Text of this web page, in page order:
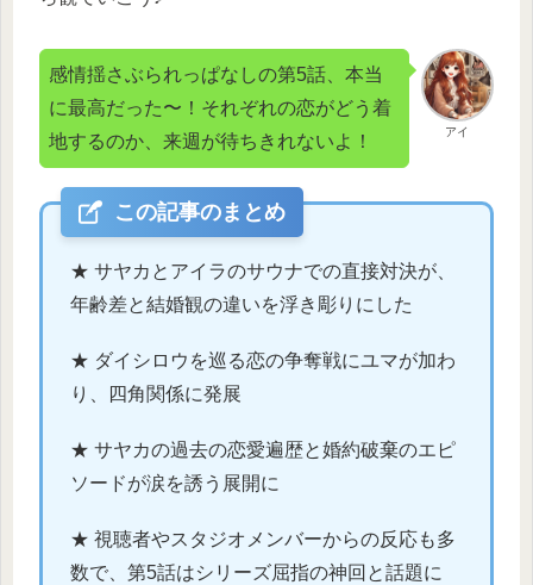
アイ
感情揺さぶられっぱなしの第5話、本当
に最高だった〜！それぞれの恋がどう着
地するのか、来週が待ちきれないよ！
この記事のまとめ
★ サヤカとアイラのサウナでの直接対決が、
年齢差と結婚観の違いを浮き彫りにした
★ ダイシロウを巡る恋の争奪戦にユマが加わ
り、四角関係に発展
★ サヤカの過去の恋愛遍歴と婚約破棄のエピ
ソードが涙を誘う展開に
★ 視聴者やスタジオメンバーからの反応も多
数で、第5話はシリーズ屈指の神回と話題に